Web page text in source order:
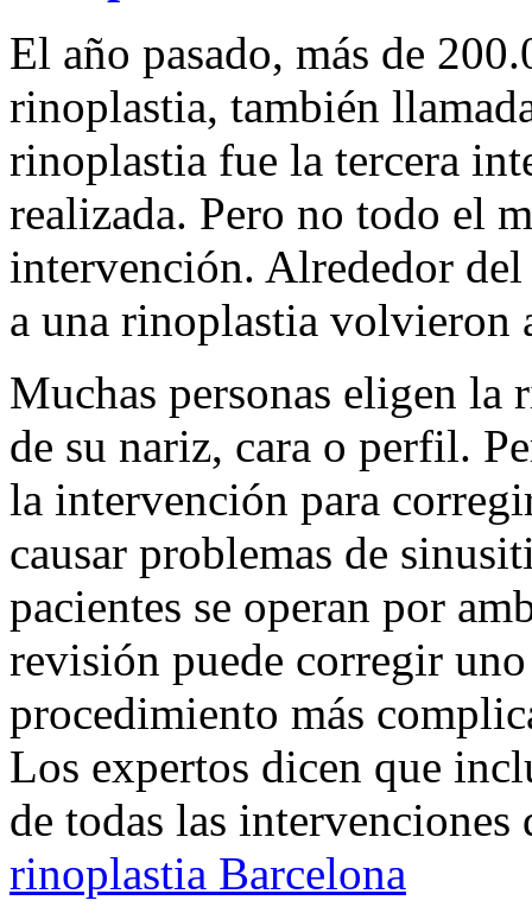
El año pasado, más de
rinoplastia, también
rinoplastia fue la tercera
realizada. Pero no todo el
intervención. Alrededor
a una rinoplastia volvieron
Muchas personas eligen la
de su nariz, cara o perfil.
la intervención para
causar problemas de
pacientes se operan por
revisión puede corregir
procedimiento más
Los expertos dicen que
de todas las
rinoplastia Barcelona